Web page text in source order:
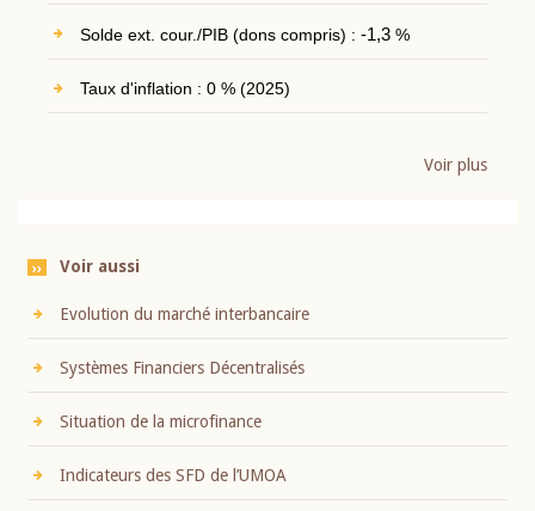
Solde ext. cour./PIB (dons compris) : -1,3%
Taux d'inflation : 0 % (2025)
Voir plus
Voir aussi
Evolution du marché interbancaire
Systèmes Financiers Décentralisés
Situation de la microfinance
Indicateurs des SFD de l’UMOA